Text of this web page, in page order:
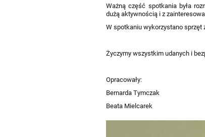
Ważną część spotkania była
dużą aktywnością i z
W spotkaniu wykorzystano sprzęt
Życzymy wszystkim udanych i
Opracowały:
Bernarda Tymczak
Beata Mielcarek